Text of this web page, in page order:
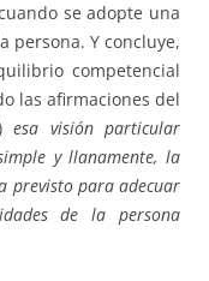
se adopte una
persona. Y concluye,
competencial
las afirmaciones del
esa visión particular
y llanamente, la
previsto para adecuar
de la persona